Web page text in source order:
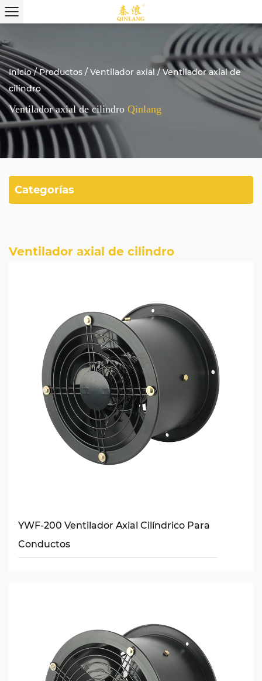
Inicio/Productos / Ventilador axial/Ventilador axial de
cilindro
Ventilador axial de cilindro Qinlang
Categorías
Ventilador axial de cilindro
YWF-200 Ventilador Axial Cilíndrico Para
Conductos